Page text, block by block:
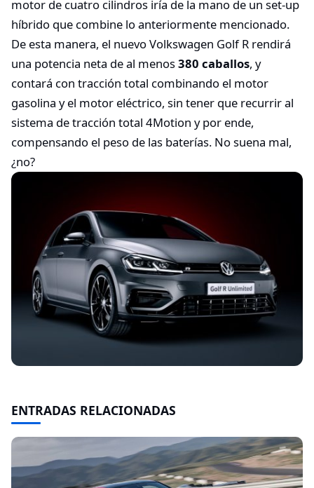
motor de cuatro cilindros iría de la mano de un set-up
híbrido que combine lo anteriormente mencionado.
De esta manera, el nuevo Volkswagen Golf R rendirá
una potencia neta de al menos380 caballos, y
contará con tracción total combinando el motor
gasolina y el motor eléctrico, sin tener que recurrir al
sistema de tracción total 4Motion y por ende,
compensando el peso de las baterías. No suena mal,
¿no?
ENTRADAS RELACIONADAS